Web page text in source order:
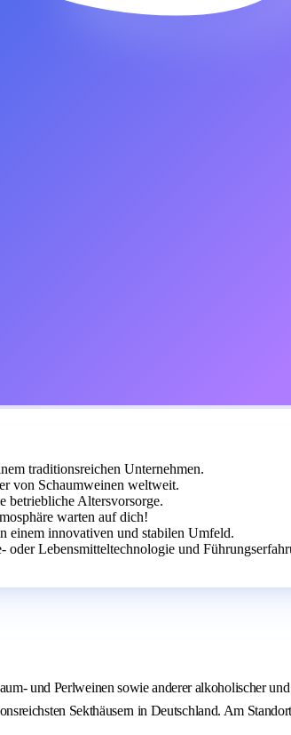
traditionsreichen Unternehmen.
von Schaumweinen weltweit.
betriebliche Altersvorsorge.
warten auf dich!
einem innovativen und stabilen Umfeld.
Lebensmitteltechnologie und
und Perlweinen sowie anderer alkoholischer
Sekthäusern in Deutschland. Am